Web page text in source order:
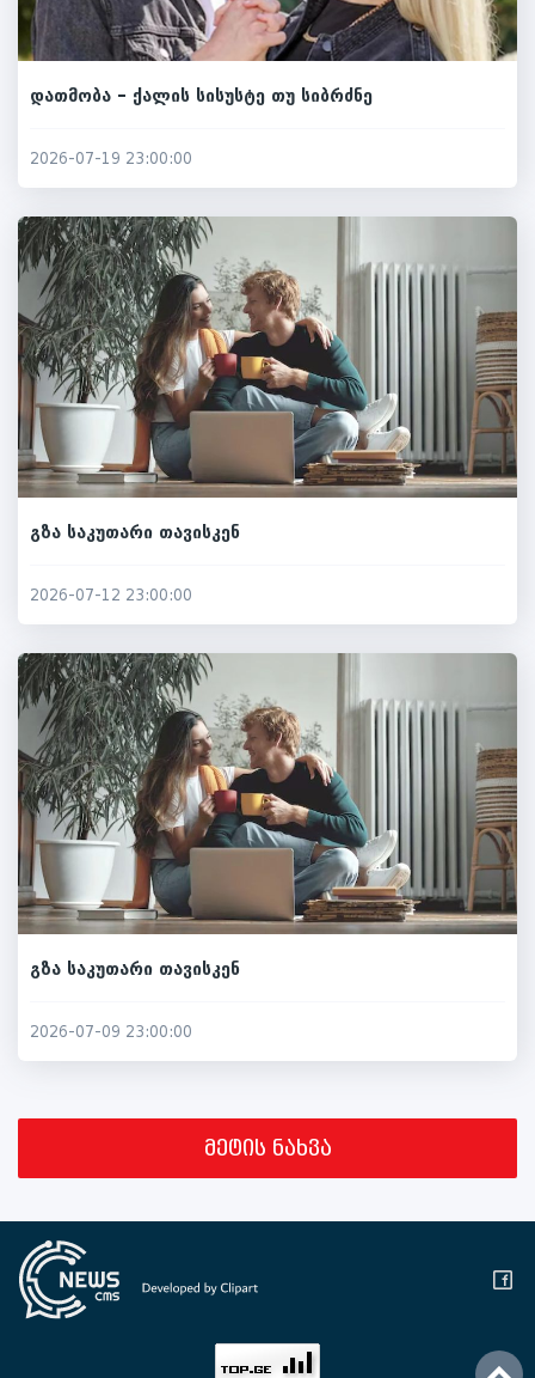
დათმობა – ქალის სისუსტე თუ სიბრძნე
2026-07-19 23:00:00
გზა საკუთარი თავისკენ
2026-07-12 23:00:00
გზა საკუთარი თავისკენ
2026-07-09 23:00:00
მეტის ნახვა